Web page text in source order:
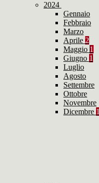
2024
Gennaio
Febbraio
Marzo
Aprile 2
Maggio 1
Giugno 1
Luglio
Agosto
Settembre
Ottobre
Novembre
Dicembre 1